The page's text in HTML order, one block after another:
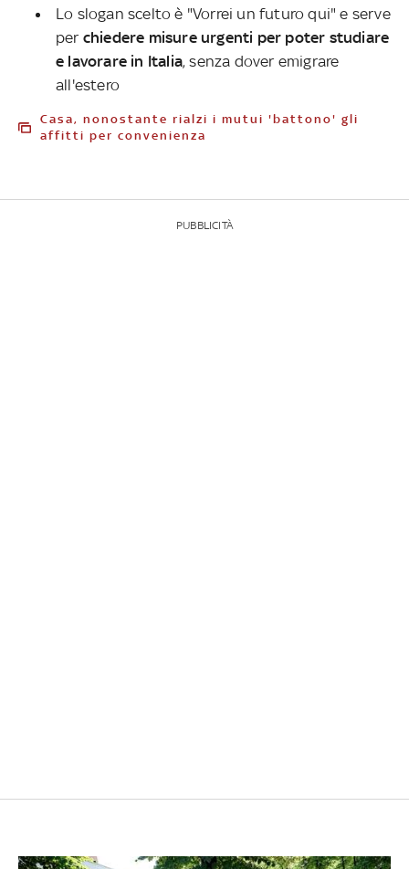
Lo slogan scelto è "Vorrei un futuro qui" e serve
per chiedere misure urgenti per poter studiare
e lavorare in Italia, senza dover emigrare
all'estero
Casa, nonostante rialzi i mutui 'battono' gli
affitti per convenienza
PUBBLICITÀ